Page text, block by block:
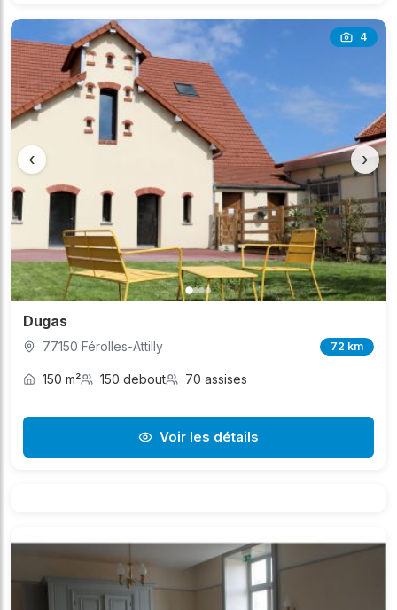
4
‹ ›
Dugas
77150 Férolles-Attilly 72 km
150 m² 150 debout 70 assises
Voir les détails